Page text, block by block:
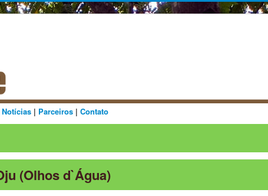
Notícias | Parceiros | Contato
(Olhos d`Água)